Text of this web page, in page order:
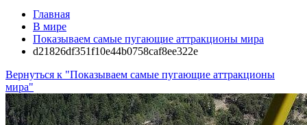
Главная
В мире
Показываем самые пугающие аттракционы мира
d21826df351f10e44b0758caf8ee322e
Вернуться к "Показываем самые пугающие аттракционы
мира"